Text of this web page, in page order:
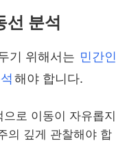
선 분석
기 위해서는 민간인
해야 합니다.
로 이동이 자유롭지
의 깊게 관찰해야 합